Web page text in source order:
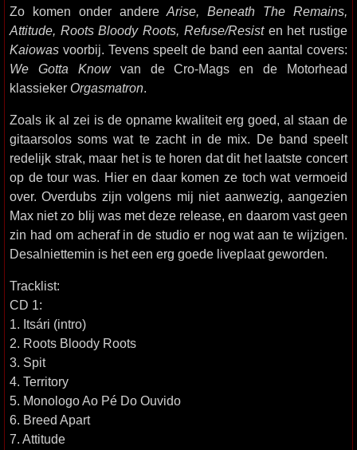
Zo komen onder andereArise, Beneath The Remains,
Attitude, Roots Bloody Roots, Refuse/Resisten het rustige
Kaiowas voorbij. Tevens speelt de band een aantal covers:
We Gotta Knowvan de Cro-Mags en de Motorhead
klassieker Orgasmatron.
Zoals ik al zei is de opname kwaliteit erg goed, al staan de
gitaarsolos soms wat te zacht in de mix. De band speelt
redelijk strak, maar het is te horen dat dit het laatste concert
op de tour was. Hier en daar komen ze toch wat vermoeid
over. Overdubs zijn volgens mij niet aanwezig, aangezien
Max niet zo blij was met deze release, en daarom vast geen
zin had om acheraf in de studio er nog wat aan te wijzigen.
Desalniettemin is het een erg goede liveplaat geworden.
Tracklist:
CD 1:
1. Itsári (intro)
2. Roots Bloody Roots
3. Spit
4. Territory
5. Monologo Ao Pé Do Ouvido
6. Breed Apart
7. Attitude